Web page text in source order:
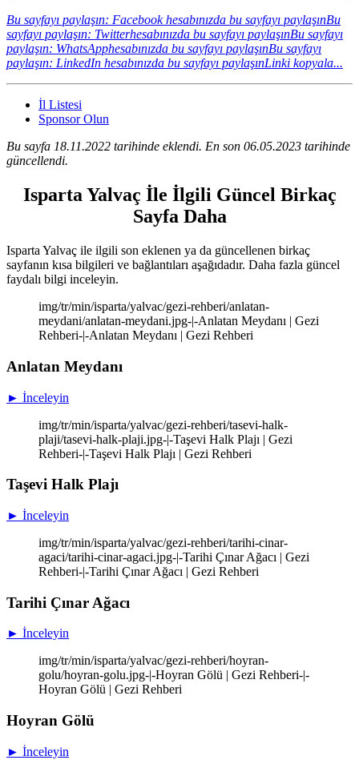
Bu sayfayı paylaşın: Facebook hesabınızda bu sayfayı paylaşınBu
sayfayı paylaşın: Twitterhesabınızda bu sayfayı paylaşınBu sayfayı
paylaşın: WhatsApphesabınızda bu sayfayı paylaşınBu sayfayı
paylaşın: LinkedIn hesabınızda bu sayfayı paylaşınLinki kopyala...
İl Listesi
Sponsor Olun
Bu sayfa 18.11.2022 tarihinde eklendi. En son 06.05.2023 tarihinde
güncellendi.
Isparta Yalvaç İle İlgili Güncel Birkaç
Sayfa Daha
Isparta Yalvaç ile ilgili son eklenen ya da güncellenen birkaç
sayfanın kısa bilgileri ve bağlantıları aşağıdadır. Daha fazla güncel
faydalı bilgi inceleyin.
img/tr/min/isparta/yalvac/gezi-rehberi/anlatan-
meydani/anlatan-meydani.jpg-|-Anlatan Meydanı | Gezi
Rehberi-|-Anlatan Meydanı | Gezi Rehberi
Anlatan Meydanı
► İnceleyin
img/tr/min/isparta/yalvac/gezi-rehberi/tasevi-halk-
plaji/tasevi-halk-plaji.jpg-|-Taşevi Halk Plajı | Gezi
Rehberi-|-Taşevi Halk Plajı | Gezi Rehberi
Taşevi Halk Plajı
► İnceleyin
img/tr/min/isparta/yalvac/gezi-rehberi/tarihi-cinar-
agaci/tarihi-cinar-agaci.jpg-|-Tarihi Çınar Ağacı | Gezi
Rehberi-|-Tarihi Çınar Ağacı | Gezi Rehberi
Tarihi Çınar Ağacı
► İnceleyin
img/tr/min/isparta/yalvac/gezi-rehberi/hoyran-
golu/hoyran-golu.jpg-|-Hoyran Gölü | Gezi Rehberi-|-
Hoyran Gölü | Gezi Rehberi
Hoyran Gölü
► İnceleyin